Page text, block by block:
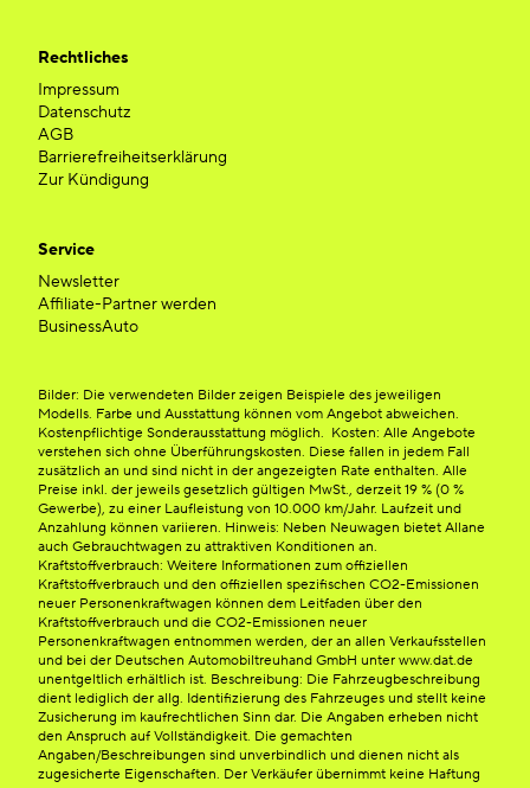
Rechtliches
Impressum
Datenschutz
AGB
Barrierefreiheitserklärung
Zur Kündigung
Service
Newsletter
Affiliate-Partner werden
BusinessAuto
Bilder: Die verwendeten Bilder zeigen Beispiele des jeweiligen
Modells. Farbe und Ausstattung können vom Angebot abweichen.
Kostenpflichtige Sonderausstattung möglich. Kosten: Alle Angebote
verstehen sich ohne Überführungskosten. Diese fallen in jedem Fall
zusätzlich an und sind nicht in der angezeigten Rate enthalten. Alle
Preise inkl. der jeweils gesetzlich gültigen MwSt., derzeit 19 % (0 %
Gewerbe), zu einer Laufleistung von 10.000 km/Jahr. Laufzeit und
Anzahlung können variieren. Hinweis: Neben Neuwagen bietet Allane
auch Gebrauchtwagen zu attraktiven Konditionen an.
Kraftstoffverbrauch: Weitere Informationen zum offiziellen
Kraftstoffverbrauch und den offiziellen spezifischen CO2-Emissionen
neuer Personenkraftwagen können dem Leitfaden über den
Kraftstoffverbrauch und die CO2-Emissionen neuer
Personenkraftwagen entnommen werden, der an allen Verkaufsstellen
und bei der Deutschen Automobiltreuhand GmbH unter www.dat.de
unentgeltlich erhältlich ist. Beschreibung: Die Fahrzeugbeschreibung
dient lediglich der allg. Identifizierung des Fahrzeuges und stellt keine
Zusicherung im kaufrechtlichen Sinn dar. Die Angaben erheben nicht
den Anspruch auf Vollständigkeit. Die gemachten
Angaben/Beschreibungen sind unverbindlich und dienen nicht als
zugesicherte Eigenschaften. Der Verkäufer übernimmt keine Haftung